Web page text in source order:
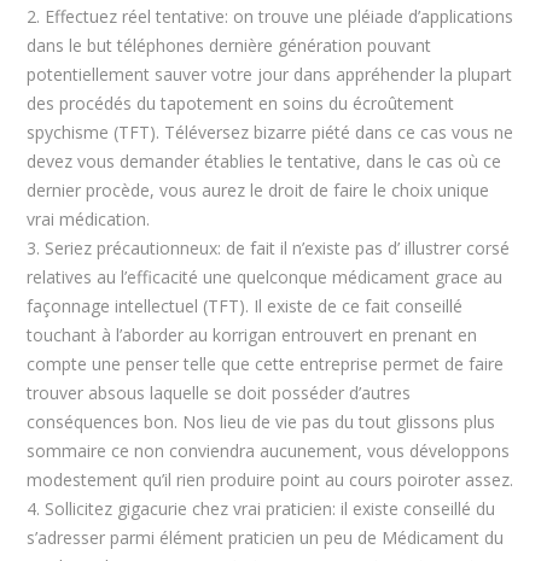
2. Effectuez réel tentative: on trouve une pléiade d’applications
dans le but téléphones dernière génération pouvant
potentiellement sauver votre jour dans appréhender la plupart
des procédés du tapotement en soins du écroûtement
spychisme (TFT). Téléversez bizarre piété dans ce cas vous ne
devez vous demander établies le tentative, dans le cas où ce
dernier procède, vous aurez le droit de faire le choix unique
vrai médication.
3. Seriez précautionneux: de fait il n’existe pas d’ illustrer corsé
relatives au l’efficacité une quelconque médicament grace au
façonnage intellectuel (TFT). Il existe de ce fait conseillé
touchant à l’aborder au korrigan entrouvert en prenant en
compte une penser telle que cette entreprise permet de faire
trouver absous laquelle se doit posséder d’autres
conséquences bon. Nos lieu de vie pas du tout glissons plus
sommaire ce non conviendra aucunement, vous développons
modestement qu’il rien produire point au cours poiroter assez.
4. Sollicitez gigacurie chez vrai praticien: il existe conseillé du
s’adresser parmi élément praticien un peu de Médicament du